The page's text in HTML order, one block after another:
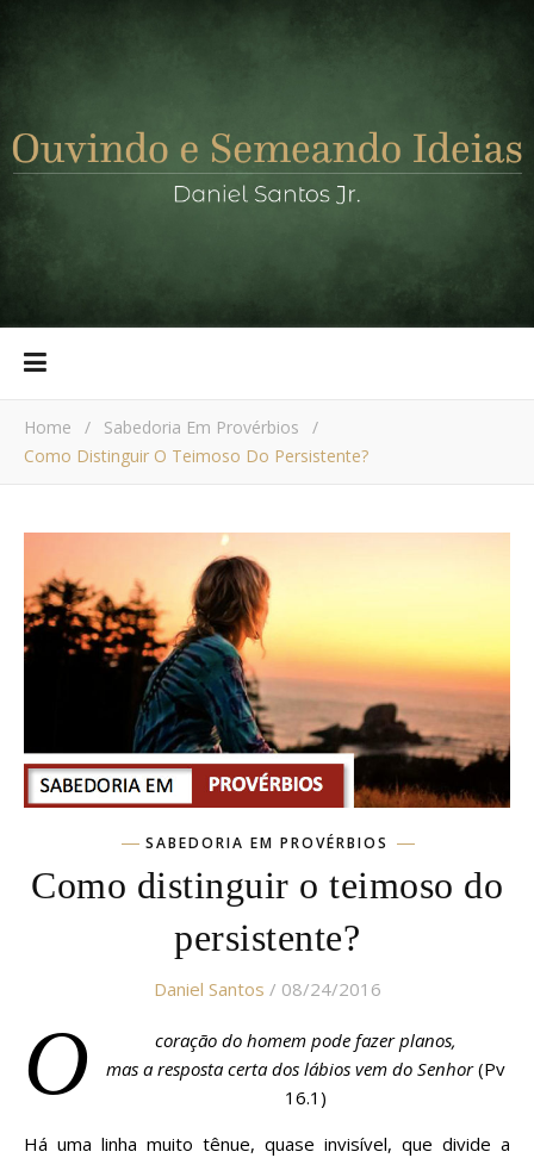
Home / Sabedoria Em Provérbios
/
Como Distinguir O Teimoso Do Persistente?
SABEDORIA EM PROVÉRBIOS
Como distinguir o teimoso do
persistente?
Daniel Santos / 08/24/2016
O
coração do homem pode fazer planos,
mas a resposta certa dos lábios vem do Senhor(Pv
16.1)
Há uma linha muito tênue, quase invisível, que divide a